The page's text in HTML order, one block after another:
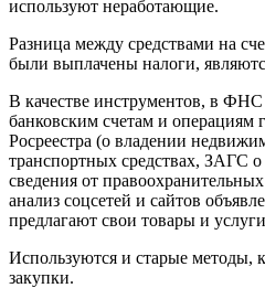
используют неработающие.
Разница между средствами на
были выплачены налоги,
В качестве инструментов, в
банковским счетам и операциям
Росреестра (о владении
транспортных средствах, ЗАГС
сведения от
анализ соцсетей и сайтов
предлагают свои товары и
Используются и старые методы,
закупки.